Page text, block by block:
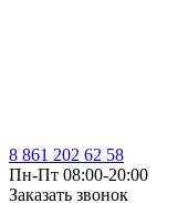
8 861 202 62 58
Пн-Пт 08:00-20:00
Заказать звонок